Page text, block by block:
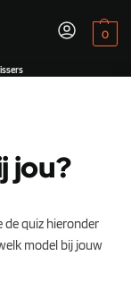
0
jou?
de quiz hieronder
model bij jouw